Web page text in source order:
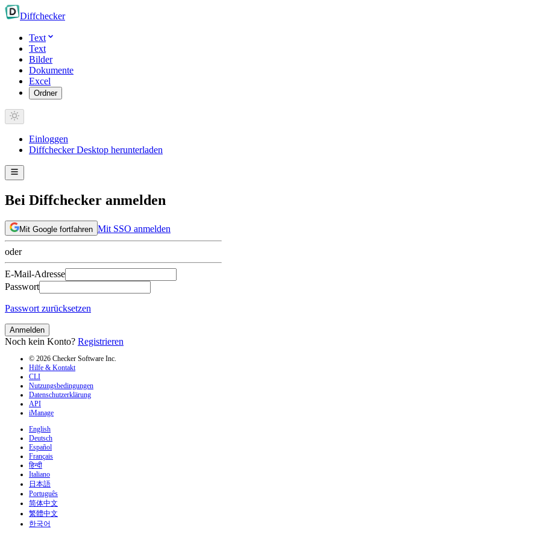
Diffchecker
Text
Text
Bilder
Dokumente
Excel
Ordner
Einloggen
Diffchecker Desktop herunterladen
Bei Diffchecker anmelden
Mit Google fortfahren Mit SSO anmelden
oder
E-Mail-Adresse
Passwort
Passwort zurücksetzen
Anmelden
Noch kein Konto? Registrieren
© 2026 Checker Software Inc.
Hilfe & Kontakt
CLI
Nutzungsbedingungen
Datenschutzerklärung
API
iManage
English
Deutsch
Español
Français
हिन्दी
Italiano
日本語
Português
简体中文
繁體中文
한국어